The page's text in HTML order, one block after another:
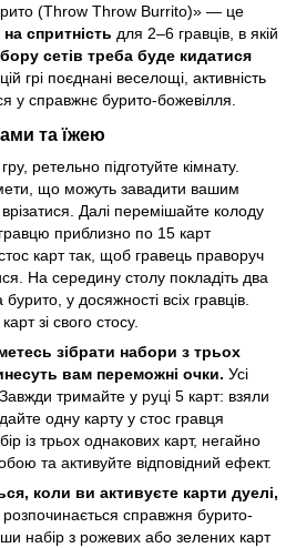
(Throw Throw Burrito)» — це
спритність для 2–6 гравців, в якій
сетів треба буде кидатися
грі поєднані веселощі, активність
у справжнє бурито-божевілля.
та їжею
ретельно підготуйте кімнату.
що можуть завадити вашим
Далі перемішайте колоду
приблизно по 15 карт
стос карт так, щоб гравець праворуч
На середину столу покладіть два
у досяжності всіх гравців.
зі свого стосу.
зібрати набори з трьох
вам переможні очки. Усі
. Завжди тримайте у руці 5 карт: взяли
одну карту у стос гравця
із трьох однакових карт, негайно
та активуйте відповідний ефект.
коли ви активуєте карти дуелі,
розпочинається справжня бурито-
набір з рожевих або зелених карт